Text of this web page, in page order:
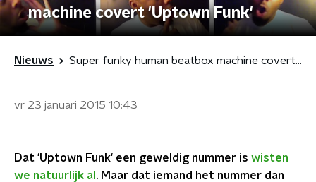
machine covert 'Uptown Funk'
Nieuws Super funky human beatbox machine covert 'Uptown Funk'
vr 23 januari 2015 10:43
Dat 'Uptown Funk' een geweldig nummer is wisten
we natuurlijk al . Maar dat iemand het nummer dan